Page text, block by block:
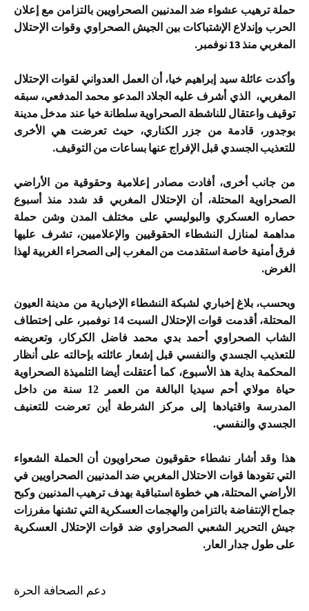
حملة ترهيب عشواء ضد المدنيين الصحراويين بالتزامن مع إعلان
الحرب وإندلاع الإشتباكات بين الجيش الصحراوي وقوات الإحتلال
المغربي منذ 13 نوفمبر.
وأكدت عائلة سيد إبراهيم خيا، أن العمل العدواني لقوات الإحتلال
المغربي، الذي أشرف عليه الجلاد المدعو محمد المدفعي، سبقه
توقيف واعتقال للناشطة الصحراوية سلطانة خيا عند مدخل مدينة
بوجدور، قادمة من جزر الكناري، حيث تعرضت هي الأخرى
للتعذيب الجسدي قبل الإفراج عنها بساعات من التوقيف.
من جانب أخرى، أفادت مصادر إعلامية وحقوقية من الأراضي
الصحراوية المحتلة، أن الإحتلال المغربي قد شدد منذ أسبوع
حصاره العسكري والبوليسي على مختلف المدن وشن حملة
مداهمة لمنازل النشطاء الحقوقيين والإعلاميين، تشرف عليها
فرق أمنية خاصة استقدمت من المغرب إلى الصحراء الغربية لهذا
الغرض.
وبحسب، بلاغ إخباري لشبكة النشطاء الإخبارية من مدينة العيون
المحتلة، أقدمت قوات الإحتلال السبت 14 نوفمبر، على إختطاف
الشاب الصحراوي أحمد بدي محمد فاضل الكركار، وتعريضه
للتعذيب الجسدي والنفسي قبل إشعار عائلته بإحالته على أنظار
المحكمة بداية هذ الأسبوع، كما أعتقلت أيضا التلميذة الصحراوية
حياة مولاي أحم سيديا البالغة من العمر 12 سنة من داخل
المدرسة واقتيادها إلى مركز الشرطة أين تعرضت للتعنيف
الجسدي والنفسي.
هذا وقد أشار نشطاء حقوقيون صحراويون أن الحملة الشعواء
التي تقودها قوات الاحتلال المغربي ضد المدنيين الصحراويين في
الأراضي المحتلة، هي خطوة استباقية بهدف ترهيب المدنيين وكبح
جماح الإنتفاضة بالتزامن والهجمات العسكرية التي تشنها مفرزات
جيش التحرير الشعبي الصحراوي ضد قوات الإحتلال العسكرية
على طول جدار العار.
دعم الصحافة الحرة